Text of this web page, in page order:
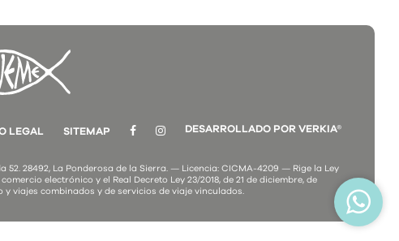
LEGAL SITEMAP DESARROLLADO POR VERKIA®
52. 28492, La Ponderosa de la Sierra. — Licencia: CICMA-4209 — Rige la Ley
electrónico y el Real Decreto Ley 23/2018, de 21 de diciembre, de
viajes combinados y de servicios de viaje vinculados.